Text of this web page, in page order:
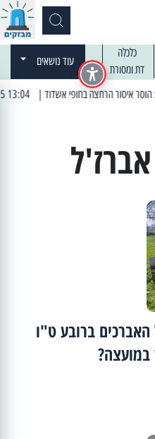
כלכלה
דת ומסורת
עוד נושאים
| 13:04 14/01/2025 עובדים בלילות: עבודות קרצוף וריבוד אספלט
האברכים ברובע ט"ו
במועצה?